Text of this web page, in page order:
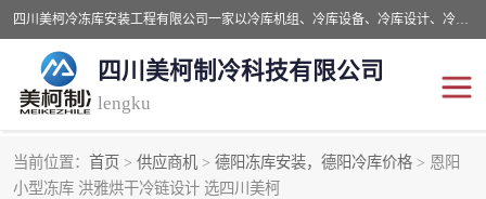
四川美柯冷冻库安装工程有限公司一家以冷库机组、冷库设备、冷库设计、冷冻库设备销售、冷库安装、冻库安装价格及技术服务为一体的综合企业，咨询热线：同等设备材料优惠10% 。公司各种类型安装组合式冷库、冷冻库、冷藏库、气调保鲜库、并提供成套设备供应、安装与调试、维护与维修、技术咨询、操作维修人员技术培训等
四川美柯制冷科技有限公司
lengku
当前位置： 首页 > 供应商机 > 德阳冻库安装，德阳冷库价格 > 恩阳
小型冻库 洪雅烘干冷链设计 选四川美柯
冷库安装，冷库价格 四川冷库，四川冻库安装